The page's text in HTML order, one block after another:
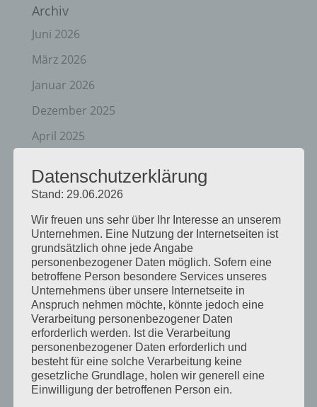
Archiv
Juni 2026
März 2026
Januar 2026
Dezember 2025
April 2025
Februar 2025
Januar 2025
Dezember 2024
September 2024
August 2024
April 2024
März 2024
Januar 2024
Dezember 2023
Datenschutzerklärung
Stand: 29.06.2026
Wir freuen uns sehr über Ihr Interesse an unserem
Unternehmen. Eine Nutzung der Internetseiten ist
grundsätzlich ohne jede Angabe
personenbezogener Daten möglich. Sofern eine
betroffene Person besondere Services unseres
Unternehmens über unsere Internetseite in
Anspruch nehmen möchte, könnte jedoch eine
Verarbeitung personenbezogener Daten
erforderlich werden. Ist die Verarbeitung
personenbezogener Daten erforderlich und
besteht für eine solche Verarbeitung keine
gesetzliche Grundlage, holen wir generell eine
Einwilligung der betroffenen Person ein.